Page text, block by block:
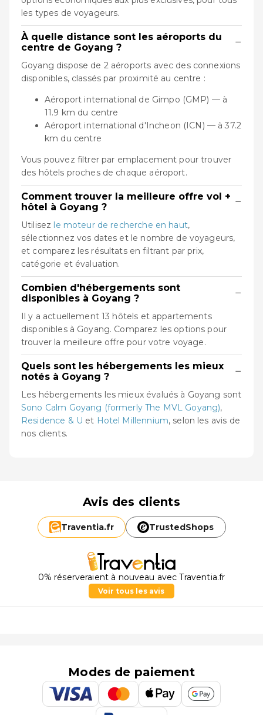
les types de voyageurs.
À quelle distance sont les aéroports du
centre de Goyang ?
−
Goyang dispose de 2 aéroports avec des connexions
disponibles, classés par proximité au centre :
Aéroport international de Gimpo (GMP) — à
11.9 km du centre
Aéroport international d'Incheon (ICN) — à 37.2
km du centre
Vous pouvez filtrer par emplacement pour trouver
des hôtels proches de chaque aéroport.
Comment trouver la meilleure offre vol +
hôtel à Goyang ?
−
Utilisez le moteur de recherche en haut,
sélectionnez vos dates et le nombre de voyageurs,
et comparez les résultats en filtrant par prix,
catégorie et évaluation.
Combien d'hébergements sont
disponibles à Goyang ?
−
Il y a actuellement 13 hôtels et appartements
disponibles à Goyang. Comparez les options pour
trouver la meilleure offre pour votre voyage.
Quels sont les hébergements les mieux
notés à Goyang ?
−
Les hébergements les mieux évalués à Goyang sont
Sono Calm Goyang (formerly The MVL Goyang),
Residence & U et Hotel Millennium, selon les avis de
nos clients.
Avis des clients
Traventia.fr TrustedShops
0% réserveraient à nouveau avec Traventia.fr
Voir tous les avis
Modes de paiement